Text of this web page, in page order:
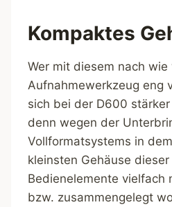
Kompaktes
Wer mit diesem nach
Aufnahmewerkzeug eng
sich bei der D600
denn wegen der
Vollformatsystems in
kleinsten Gehäuse
Bedienelemente vielfach
bzw. zusammengelegt